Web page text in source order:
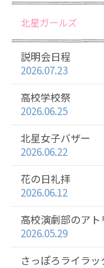
北星ガールズ
説明会日程
2026.07.23
高校学校祭
2026.06.25
北星女子バザー
2026.06.22
花の日礼拝
2026.06.12
高校演劇部のア
2026.05.29
さっぽろライラ